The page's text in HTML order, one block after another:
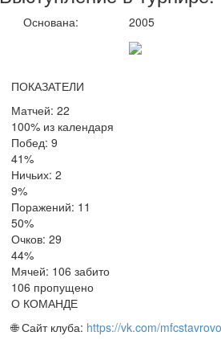
Основана: 2005
ПОКАЗАТЕЛИ
Матчей: 22
100% из календаря
Побед: 9
41%
Ничьих: 2
9%
Поражений: 11
50%
Очков: 29
44%
Мячей: 106 забито
106 пропущено
О КОМАНДЕ
🌐 Сайт клуба: https://vk.com/mfcstavrovo